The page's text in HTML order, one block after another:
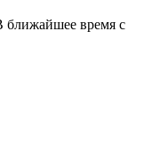
ближайшее время с